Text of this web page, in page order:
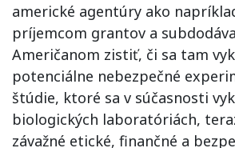
americké agentúry ako
príjemcom grantov a
Američanom zistiť, či sa tam
potenciálne nebezpečné
štúdie, ktoré sa v súčasnosti
biologických laboratóriách,
závažné etické, finančné a